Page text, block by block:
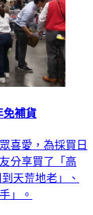
免補貨
喜愛，為採買日
分享買了「高
天荒地老」、
」。